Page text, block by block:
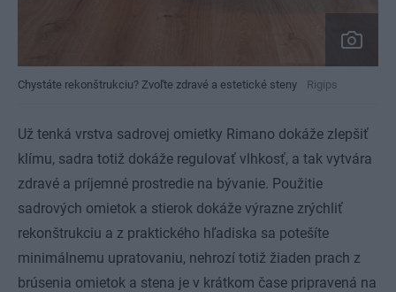
Chystáte rekonštrukciu? Zvoľte zdravé a estetické steny Rigips
Už tenká vrstva sadrovej omietky Rimano dokáže zlepšiť
klímu, sadra totiž dokáže regulovať vlhkosť, a tak vytvára
zdravé a príjemné prostredie na bývanie. Použitie
sadrových omietok a stierok dokáže výrazne zrýchliť
rekonštrukciu a z praktického hľadiska sa potešíte
minimálnemu upratovaniu, nehrozí totiž žiaden prach z
brúsenia omietok a stena je v krátkom čase pripravená na